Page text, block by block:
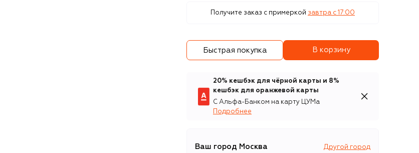
Получите заказ с примеркой завтра c 17:00
Быстрая покупка В корзину
20% кешбэк для чёрной карты и 8%
кешбэк для оранжевой карты
С Альфа-Банком на карту ЦУМа
Подробнее
Ваш город Москва Другой город